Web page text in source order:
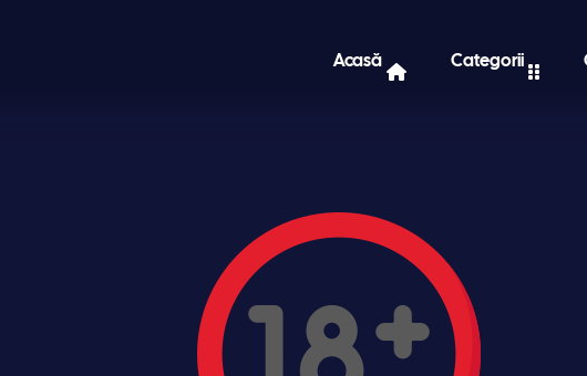
Acasă Categorii